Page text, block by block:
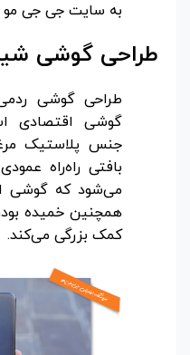
به سایت جی جی مو
طراحی گوشی
گوشی اقتصادی
جنس پلاستیک
بافتی راه‌راه
می‌شود که گوشی
همچنین خمیده
کمک بزرگی می‌کند.